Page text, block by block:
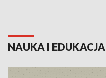
NAUKA I EDUKACJA